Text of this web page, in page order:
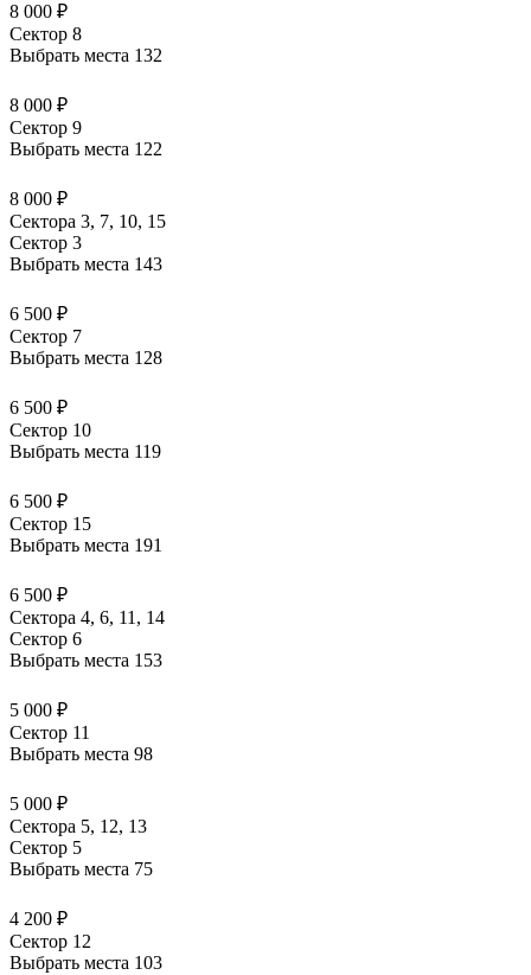
8 000 ₽
Сектор 8
Выбрать места 132
8 000 ₽
Сектор 9
Выбрать места 122
8 000 ₽
Сектора 3, 7, 10, 15
Сектор 3
Выбрать места 143
6 500 ₽
Сектор 7
Выбрать места 128
6 500 ₽
Сектор 10
Выбрать места 119
6 500 ₽
Сектор 15
Выбрать места 191
6 500 ₽
Сектора 4, 6, 11, 14
Сектор 6
Выбрать места 153
5 000 ₽
Сектор 11
Выбрать места 98
5 000 ₽
Сектора 5, 12, 13
Сектор 5
Выбрать места 75
4 200 ₽
Сектор 12
Выбрать места 103